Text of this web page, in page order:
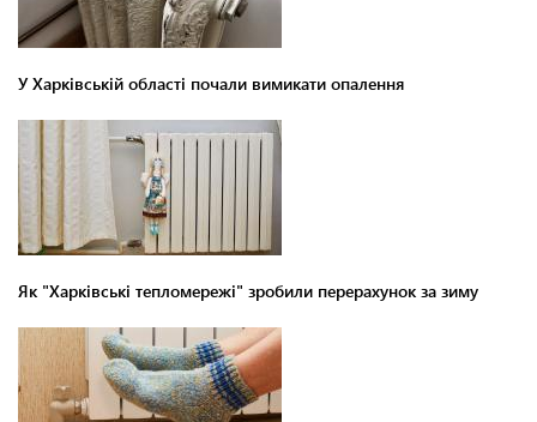
У Харківській області почали вимикати опалення
Як "Харківські тепломережі" зробили перерахунок за зиму